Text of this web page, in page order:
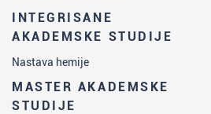
INTEGRISANE
AKADEMSKE STUDIJE
Nastava hemije
MASTER AKADEMSKE
STUDIJE